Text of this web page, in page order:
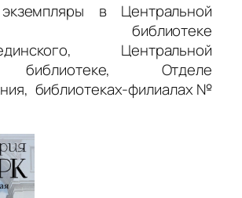
в Центральной
библиотеке
Центральной
библиотеке, Отделе
библиотеках-филиалах №